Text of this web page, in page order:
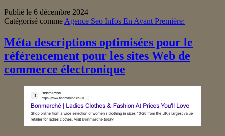
Publié le 6 décembre 2024
Catégorisé comme Agence Seo Infos En Avant Première:
Méta descriptions optimisées pour le
référencement pour les sites Web de
commerce électronique